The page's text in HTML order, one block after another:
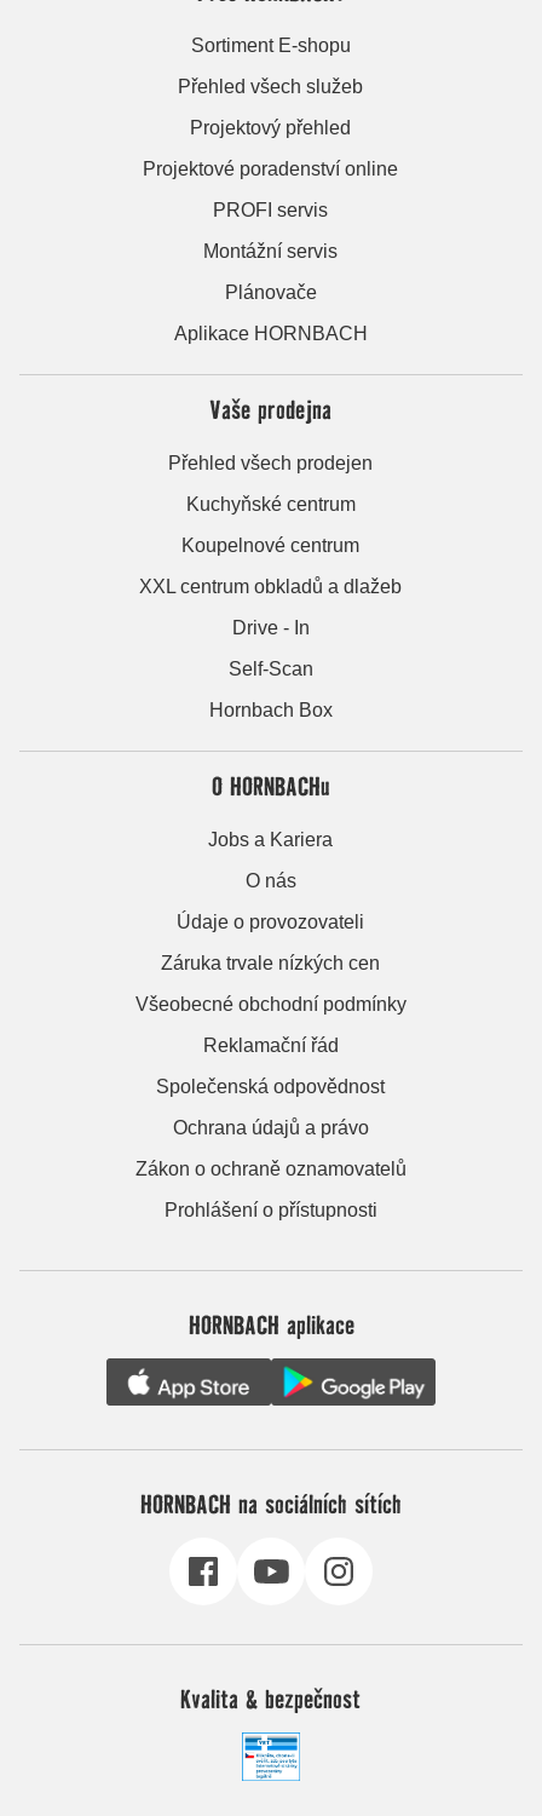
Sortiment E-shopu
Přehled všech služeb
Projektový přehled
Projektové poradenství online
PROFI servis
Montážní servis
Plánovače
Aplikace HORNBACH
Vaše prodejna
Přehled všech prodejen
Kuchyňské centrum
Koupelnové centrum
XXL centrum obkladů a dlažeb
Drive - In
Self-Scan
Hornbach Box
O HORNBACHu
Jobs a Kariera
O nás
Údaje o provozovateli
Záruka trvale nízkých cen
Všeobecné obchodní podmínky
Reklamační řád
Společenská odpovědnost
Ochrana údajů a právo
Zákon o ochraně oznamovatelů
Prohlášení o přístupnosti
HORNBACH aplikace
HORNBACH na sociálních sítích
Kvalita & bezpečnost